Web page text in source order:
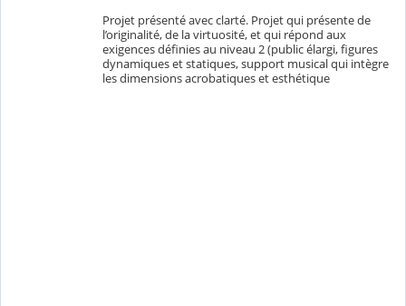
Projet présenté avec clarté. Projet qui présente de
l’originalité, de la virtuosité, et qui répond aux
exigences définies au niveau 2 (public élargi, figures
dynamiques et statiques, support musical qui intègre
les dimensions acrobatiques et esthétique